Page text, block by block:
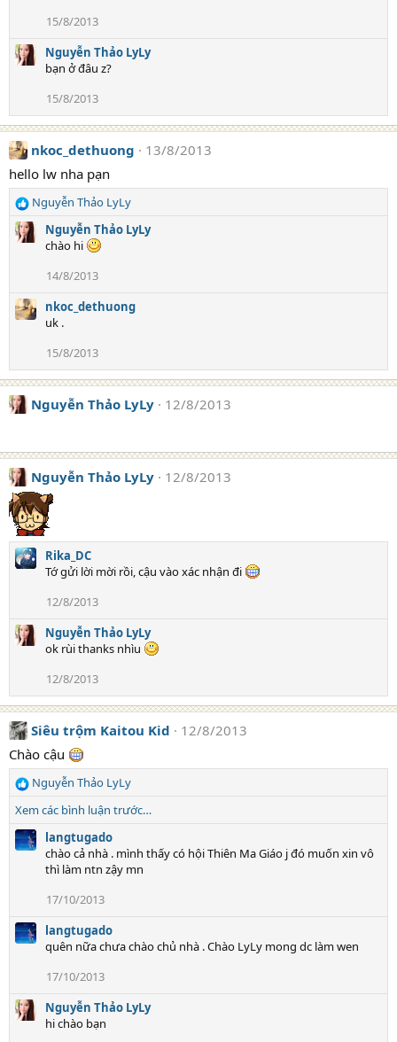
15/8/2013
Nguyễn Thảo LyLy
bạn ở đâu z?
15/8/2013
nkoc_dethuong
13/8/2013
hello lw nha pạn
R
e
a
o
n
Nguyễn Thảo LyLy
Nguyễn Thảo LyLy
chào hi
14/8/2013
nkoc_dethuong
uk .
15/8/2013
Nguyễn Thảo LyLy 12/8/2013
Nguyễn Thảo LyLy 12/8/2013
Rika_DC
Tớ gửi lời mời rồi, cậu vào xác nhận đi
12/8/2013
Nguyễn Thảo LyLy
ok rùi thanks nhìu
12/8/2013
Siêu trộm Kaitou Kid
12/8/2013
Chào cậu
R
e
c
t
:
Nguyễn Thảo LyLy
Xem các bình luận trước…
langtugado
chào cả nhà . mình thấy có hội Thiên Ma Giáo j đó muốn xin vô
thì làm ntn zậy mn
17/10/2013
langtugado
quên nữa chưa chào chủ nhà . Chào LyLy mong dc làm wen
17/10/2013
Nguyễn Thảo LyLy
hi chào bạn